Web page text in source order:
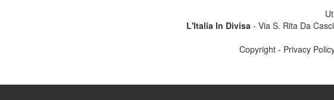
L'Italia In Divisa- Via S. Rita Da
Copyright- Privacy